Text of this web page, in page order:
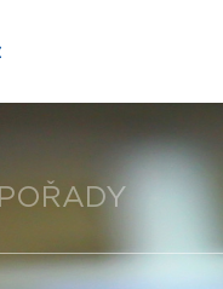
POŘADY